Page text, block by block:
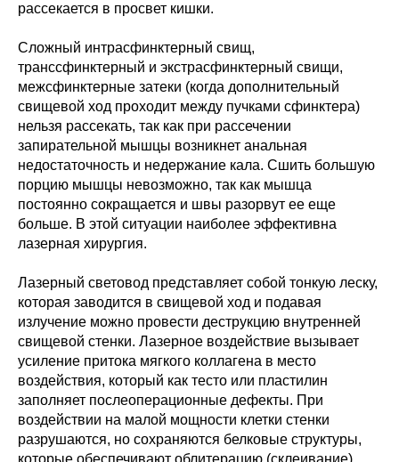
рассекается в просвет кишки.
Сложный интрасфинктерный свищ,
транссфинктерный и экстрасфинктерный свищи,
межсфинктерные затеки (когда дополнительный
свищевой ход проходит между пучками сфинктера)
нельзя рассекать, так как при рассечении
запирательной мышцы возникнет анальная
недостаточность и недержание кала. Сшить большую
порцию мышцы невозможно, так как мышца
постоянно сокращается и швы разорвут ее еще
больше. В этой ситуации наиболее эффективна
лазерная хирургия.
Лазерный световод представляет собой тонкую леску,
которая заводится в свищевой ход и подавая
излучение можно провести деструкцию внутренней
свищевой стенки. Лазерное воздействие вызывает
усиление притока мягкого коллагена в место
воздействия, который как тесто или пластилин
заполняет послеоперационные дефекты. При
воздействии на малой мощности клетки стенки
разрушаются, но сохраняются белковые структуры,